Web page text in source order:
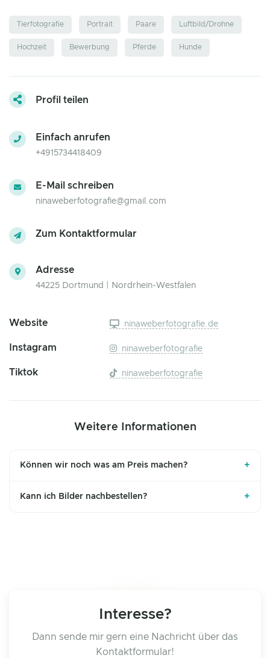
Tierfotografie Portrait Paare Luftbild/Drohne
Hochzeit Bewerbung Pferde Hunde
Profil teilen
Einfach anrufen
+4915734418409
E-Mail schreiben
ninaweberfotografie@gmail.com
Zum Kontaktformular
Adresse
44225 Dortmund | Nordrhein-Westfalen
Website ninaweberfotografie.de
Instagram ninaweberfotografie
Tiktok ninaweberfotografie
Weitere Informationen
Können wir noch was am Preis machen? +
Kann ich Bilder nachbestellen? +
Interesse?
Dann sende mir gern eine Nachricht über das
Kontaktformular!